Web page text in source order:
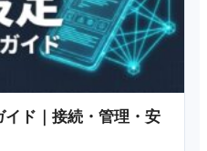
ド｜接続・管理・安